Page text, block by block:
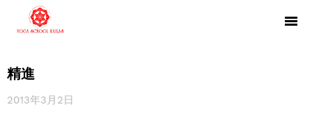
精進
2013年3月2日